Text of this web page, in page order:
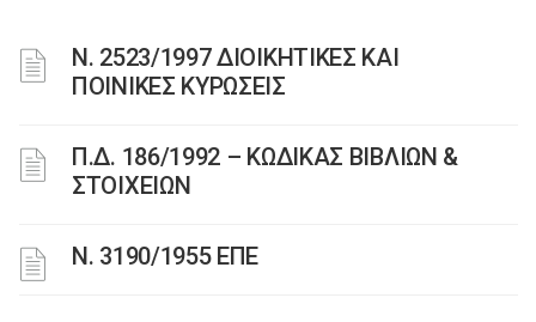
Ν. 2523/1997 ΔΙΟΙΚΗΤΙΚΕΣ ΚΑΙ
ΠΟΙΝΙΚΕΣ ΚΥΡΩΣΕΙΣ
Π.Δ. 186/1992 – ΚΩΔΙΚΑΣ ΒΙΒΛΙΩΝ &
ΣΤΟΙΧΕΙΩΝ
Ν. 3190/1955 ΕΠΕ